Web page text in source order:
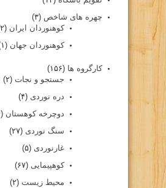
چهره های شاخص (۳)
کوهنوردان ایران (۲)
کوهنوردان جهان (۱)
کارگروه ها (۱۵۶)
جستجو و نجات (۲)
دره نوردی (۴)
دوچرخه کوهستان (۶)
سنگ نوردی (۲۷)
غارنوردی (۵)
کوهپیمایی (۶۷)
محیط زیست (۲)